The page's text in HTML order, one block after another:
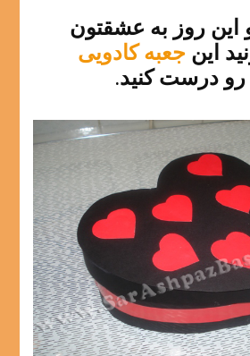
این روز به عشقتون
این جعبه کادویی
درست کنید.